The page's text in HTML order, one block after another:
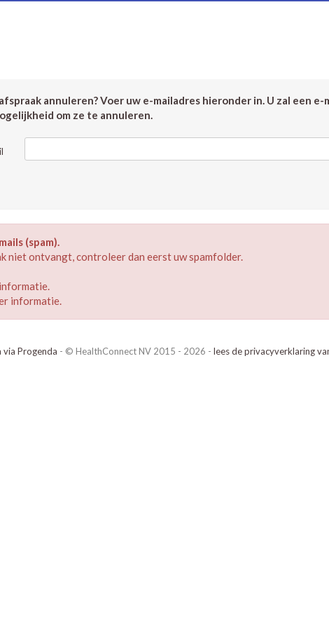
annuleren? Voer uw e-mailadres hieronder in. U zal een
om ze te annuleren.
(spam).
niet ontvangt, controleer dan eerst uw spamfolder.
informatie.
via Progenda - © HealthConnect NV 2015 - 2026 - lees de privacyverklaring